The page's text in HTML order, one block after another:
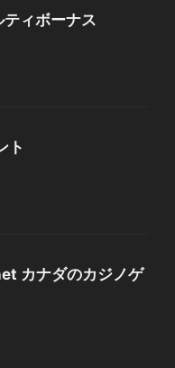
ィボーナス
ト
カナダのカジノゲ